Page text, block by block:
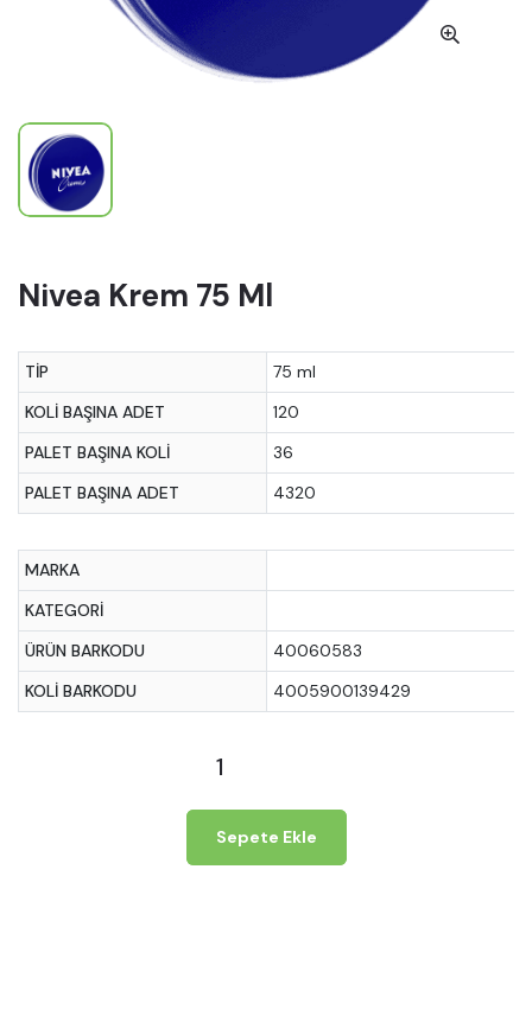
Nivea Krem 75 Ml
TIP
75 ml
KOLI BAŞINA ADET
120
PALET BAŞINA KOLI
36
PALET BAŞINA ADET
4320
MARKA
KATEGORI
ÜRÜN BARKODU
40060583
KOLI BARKODU
4005900139429
Sepete Ekle